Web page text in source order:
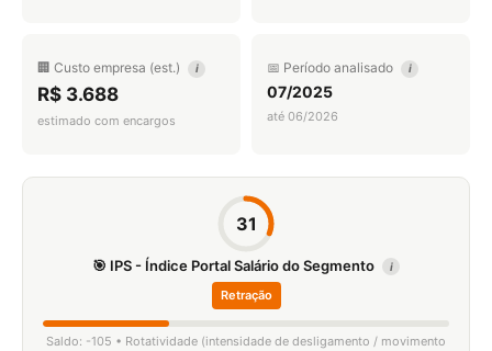
🏢 Custo empresa (est.) i
R$ 3.688
estimado com encargos
📅 Período analisado i
07/2025
até 06/2026
31
🎯 IPS - Índice Portal Salário do Segmento i
Retração
Saldo: -105 • Rotatividade (intensidade de desligamento / movimento